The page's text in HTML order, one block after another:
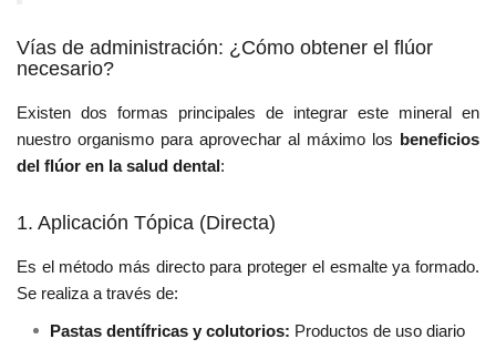
Vías de administración: ¿Cómo obtener el flúor
necesario?
Existen dos formas principales de integrar este mineral en
nuestro organismo para aprovechar al máximo los beneficios
del flúor en la salud dental :
1. Aplicación Tópica (Directa)
Es el método más directo para proteger el esmalte ya formado.
Se realiza a través de:
Pastas dentífricas y colutorios: Productos de uso diario